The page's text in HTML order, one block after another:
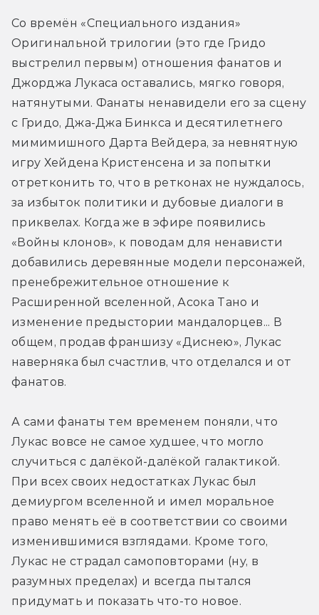
Со времён «Специального издания»
Оригинальной трилогии (это где Гридо
выстрелил первым) отношения фанатов и
Джорджа Лукаса оставались, мягко говоря,
натянутыми. Фанаты ненавидели его за сцену
с Гридо, Джа-Джа Бинкса и десятилетнего
мимимишного Дарта Вейдера, за невнятную
игру Хейдена Кристенсена и за попытки
отретконить то, что в ретконах не нуждалось,
за избыток политики и дубовые диалоги в
приквелах. Когда же в эфире появились
«Войны клонов», к поводам для ненависти
добавились деревянные модели персонажей,
пренебрежительное отношение к
Расширенной вселенной, Асока Тано и
изменение предыстории мандалорцев... В
общем, продав франшизу «Диснею», Лукас
наверняка был счастлив, что отделался и от
фанатов.
А сами фанаты тем временем поняли, что
Лукас вовсе не самое худшее, что могло
случиться с далёкой-далёкой галактикой.
При всех своих недостатках Лукас был
демиургом вселенной и имел моральное
право менять её в соответствии со своими
изменившимися взглядами. Кроме того,
Лукас не страдал самоповторами (ну, в
разумных пределах) и всегда пытался
придумать и показать что-то новое.